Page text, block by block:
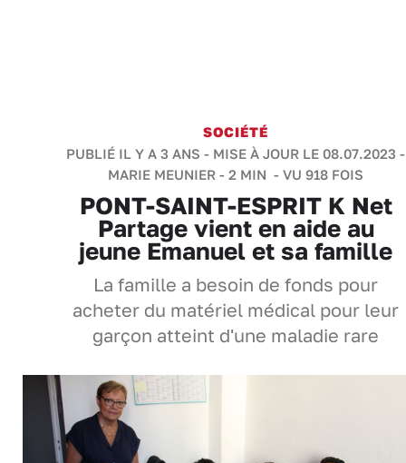
SOCIÉTÉ
PUBLIÉ IL Y A 3 ANS - MISE À JOUR LE 08.07.2023 -
MARIE MEUNIER - 2 MIN - VU 918 FOIS
PONT-SAINT-ESPRIT K Net
Partage vient en aide au
jeune Emanuel et sa famille
La famille a besoin de fonds pour
acheter du matériel médical pour leur
garçon atteint d'une maladie rare